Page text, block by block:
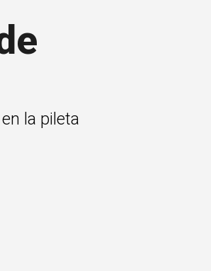
la pileta